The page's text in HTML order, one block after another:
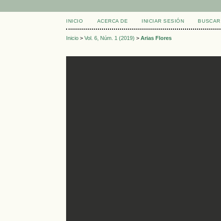
INICIO ACERCA DE INICIAR SESIÓN BUSCAR
Inicio >Vol. 6, Núm. 1 (2019) >Arias Flores